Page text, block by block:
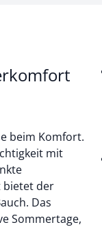
beim Komfort.
mit
bietet der
Das
Sommertage,